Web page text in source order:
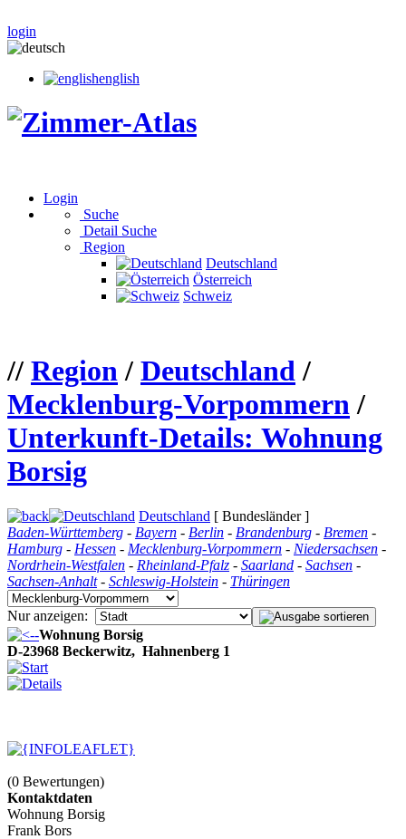
login
english
Login
Suche
Detail Suche
Region
Deutschland
Österreich
Schweiz
// Region/ Deutschland/
Mecklenburg-Vorpommern/
Unterkunft-Details: Wohnung
Borsig
Deutschland [ Bundesländer ]
Baden-Württemberg - Bayern - Berlin - Brandenburg - Bremen -
Hamburg - Hessen - Mecklenburg-Vorpommern - Niedersachsen -
Nordrhein-Westfalen - Rheinland-Pfalz - Saarland - Sachsen -
Sachsen-Anhalt- Schleswig-Holstein - Thüringen
Nur anzeigen:
Wohnung Borsig
D-23968 Beckerwitz, Hahnenberg 1
(0 Bewertungen)
Kontaktdaten
Wohnung Borsig
Frank Bors